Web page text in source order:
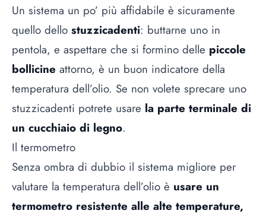
Un sistema un po’ più affidabile è sicuramente
quello dello stuzzicadenti: buttarne uno in
pentola, e aspettare che si formino delle piccole
bollicine attorno, è un buon indicatore della
temperatura dell’olio. Se non volete sprecare uno
stuzzicadenti potrete usare la parte terminale di
un cucchiaio di legno.
Il termometro
Senza ombra di dubbio il sistema migliore per
valutare la temperatura dell’olio è usare un
termometro resistente alle alte temperature,